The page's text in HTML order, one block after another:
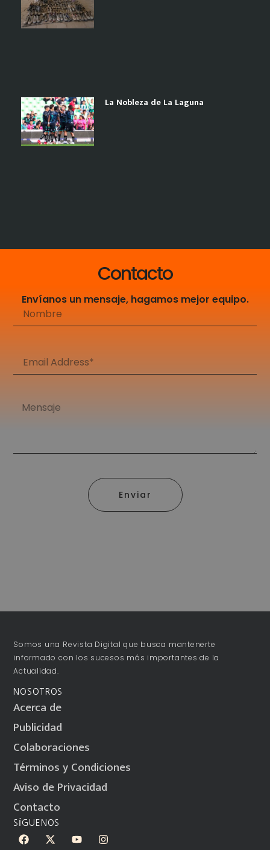
La Nobleza de La Laguna
Contacto
Envíanos un mensaje, hagamos mejor equipo.
Enviar
Somos una Revista Digital que busca mantenerte
informado con los sucesos más importantes de la
Actualidad.
NOSOTROS
Acerca de
Publicidad
Colaboraciones
Términos y Condiciones
Aviso de Privacidad
Contacto
SÍGUENOS